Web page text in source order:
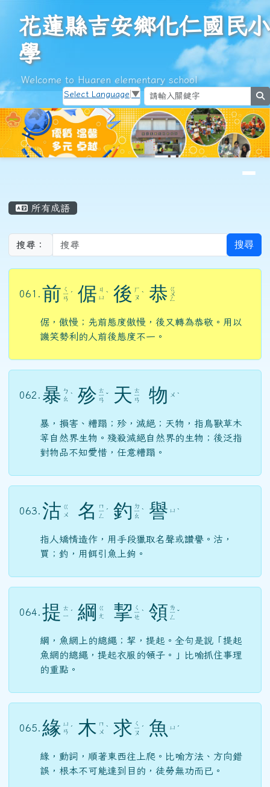
花蓮縣吉安鄉化仁國民小學
花蓮縣吉安鄉化仁國民小
學
Welcome to Huaren elementary school
Select Language ▼
所有成語
搜尋： 搜尋
061. 前 ㄑ
ㄧ
ㄢ
ˊ 倨 ㄐ
ㄩ ˋ 後 ㄏ
ㄡ ˋ 恭 ㄍ
ㄨ
ㄥ
倨，傲慢；先前態度傲慢，後又轉為恭敬。用以
譏笑勢利的人前後態度不一。
062. 暴 ㄅ
ㄠ ˋ 殄 ㄊ
ㄧ
ㄢ
ˇ 天 ㄊ
ㄧ
ㄢ 物 ㄨ ˋ
暴，損害、糟蹋；殄，滅絕；天物，指鳥獸草木
等自然界生物。殘殺滅絕自然界的生物；後泛指
對物品不知愛惜，任意糟蹋。
063. 沽 ㄍ
ㄨ
名 ㄇ
ㄧ
ㄥ
ˊ 釣 ㄉ
ㄧ
ㄠ
ˋ 譽 ㄩ ˋ
指人矯情造作，用手段獵取名聲或讚譽。沽，
買；釣，用餌引魚上鉤。
064. 提 ㄊ
ㄧ ˊ 綱
ㄍ
ㄤ
挈 ㄑ
ㄧ
ㄝ
ˋ 領 ㄌ
ㄧ
ㄥ
ˇ
綱，魚網上的總繩；挈，提起。全句是說「提起
魚網的總繩，提起衣服的領子。」比喻抓住事理
的重點。
065. 緣 ㄩ
ㄢ ˊ 木 ㄇ
ㄨ ˋ 求 ㄑ
ㄧ
ㄡ
ˊ 魚 ㄩ ˊ
緣，動詞，順著東西往上爬。比喻方法、方向錯
誤，根本不可能達到目的，徒勞無功而已。